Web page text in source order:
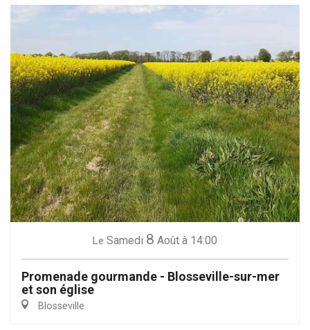
Le Samedi 8 Août à 14:00
Promenade gourmande - Blosseville-sur-mer
et son église
Blosseville